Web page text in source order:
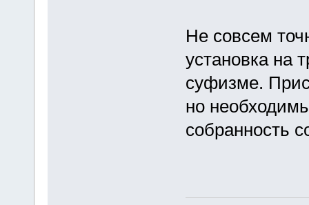
Не совсем
установка на
суфизме.
но
собранность